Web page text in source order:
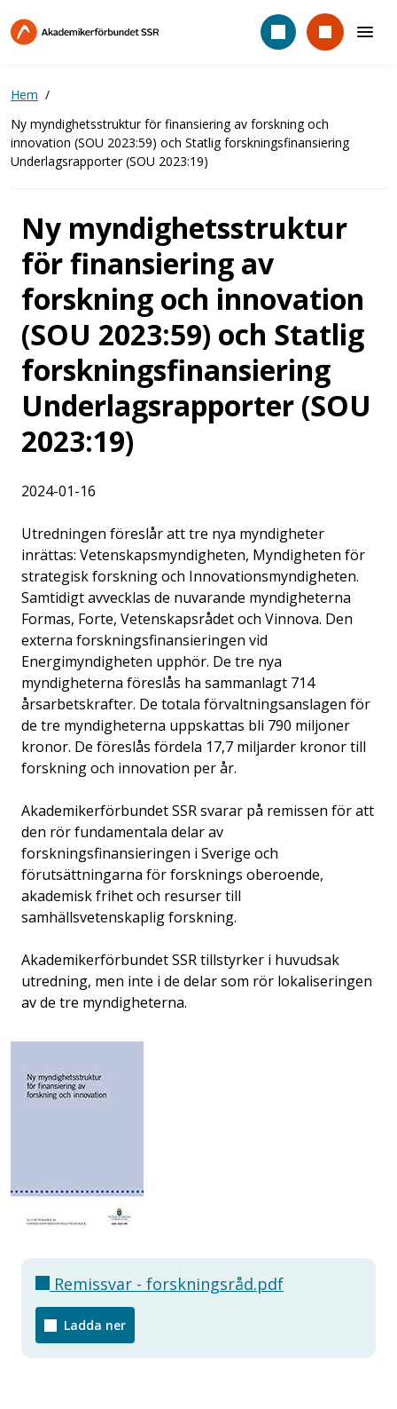
till
Hem
Ny myndighetsstruktur för finansiering av forskning och
innovation (SOU 2023:59) och Statlig forskningsfinansiering
Underlagsrapporter (SOU 2023:19)
Ny myndighetsstruktur
för finansiering av
forskning och innovation
(SOU 2023:59) och Statlig
forskningsfinansiering
Underlagsrapporter (SOU
2023:19)
2024-01-16
Utredningen föreslår att tre nya myndigheter
inrättas: Vetenskapsmyndigheten, Myndigheten för
strategisk forskning och Innovationsmyndigheten.
Samtidigt avvecklas de nuvarande myndigheterna
Formas, Forte, Vetenskapsrådet och Vinnova. Den
externa forskningsfinansieringen vid
Energimyndigheten upphör. De tre nya
myndigheterna föreslås ha sammanlagt 714
årsarbetskrafter. De totala förvaltningsanslagen för
de tre myndigheterna uppskattas bli 790 miljoner
kronor. De föreslås fördela 17,7 miljarder kronor till
forskning och innovation per år.
Akademikerförbundet SSR svarar på remissen för att
den rör fundamentala delar av
forskningsfinansieringen i Sverige och
förutsättningarna för forsknings oberoende,
akademisk frihet och resurser till
samhällsvetenskaplig forskning.
Akademikerförbundet SSR tillstyrker i huvudsak
utredning, men inte i de delar som rör lokaliseringen
av de tre myndigheterna.
Remissvar - forskningsråd.pdf
Ladda ner